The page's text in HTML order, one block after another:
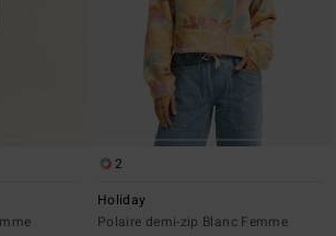
2
Holiday
Polaire demi-zip Blanc Femme